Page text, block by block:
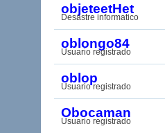
objeteetHet
Desastre informatico
oblongo84
Usuario registrado
oblop
Usuario registrado
Obocaman
Usuario registrado